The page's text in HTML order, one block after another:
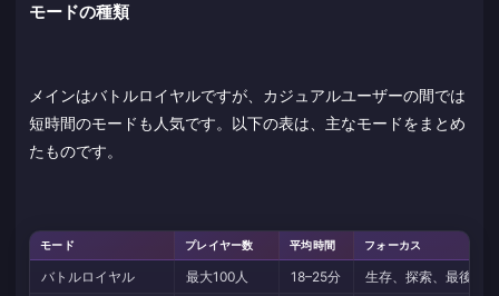
モードの種類
メインはバトルロイヤルですが、カジュアルユーザーの間では
短時間のモードも人気です。以下の表は、主なモードをまとめ
たものです。
モード プレイヤー数 平均時間 フォーカス
バトルロイヤル 最大100人 18–25分
生存、探索、最後の1